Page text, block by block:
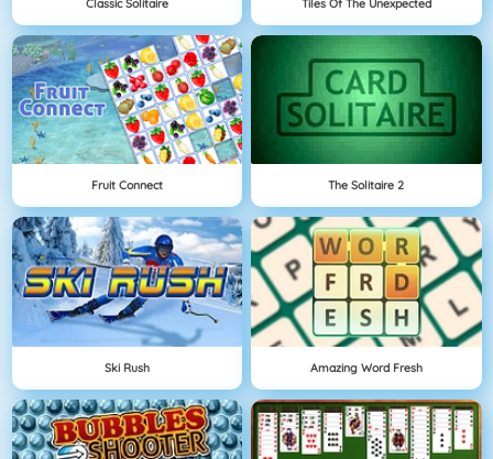
Fruit Connect The Solitaire 2
Ski Rush Amazing Word Fresh